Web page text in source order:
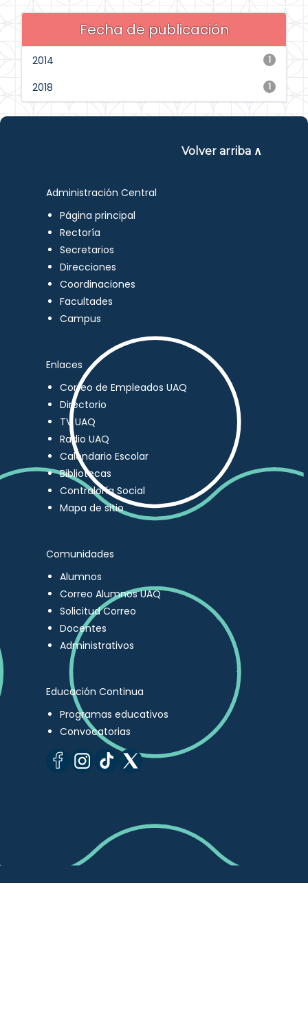
Fecha de publicación
1
2014
1
2018
Volver arriba ∧
Administración Central
Página principal
Rectoría
Secretarios
Direcciones
Coordinaciones
Facultades
Campus
Enlaces
Correo de Empleados UAQ
Directorio
TV UAQ
Radio UAQ
Calendario Escolar
Bibliotecas
Contraloría Social
Mapa de sitio
Comunidades
Alumnos
Correo Alumnos UAQ
Solicitud Correo
Docentes
Administrativos
Educación Continua
Programas educativos
Convocatorias